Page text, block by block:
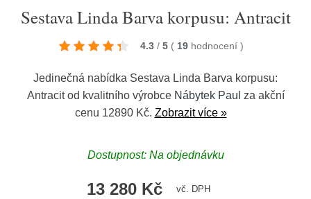
Sestava Linda Barva korpusu: Antracit
4.3 / 5 ( 19 hodnocení )
Jedinečná nabídka Sestava Linda Barva korpusu:
Antracit od kvalitního výrobce Nábytek Paul za akční
cenu 12890 Kč. Zobrazit více »
Dostupnost: Na objednávku
13 280 Kč vč. DPH